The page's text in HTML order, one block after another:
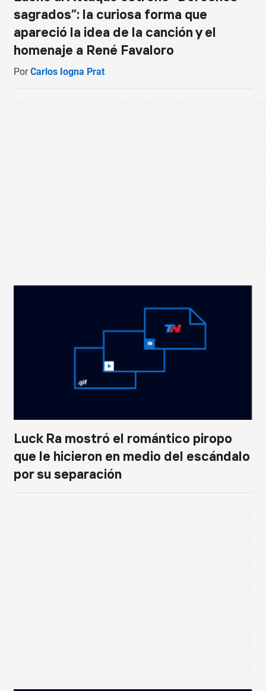
sagrados”: la curiosa forma que
apareció la idea de la canción y el
homenaje a René Favaloro
PorCarlos Iogna Prat
Luck Ra mostró el romántico piropo
que le hicieron en medio del escándalo
por su separación